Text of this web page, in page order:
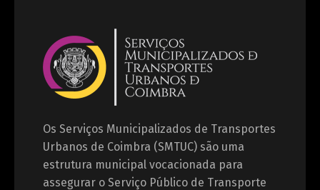
Os Serviços Municipalizados de Transportes
Urbanos de Coimbra (SMTUC) são uma
estrutura municipal vocacionada para
assegurar o Serviço Público de Transporte